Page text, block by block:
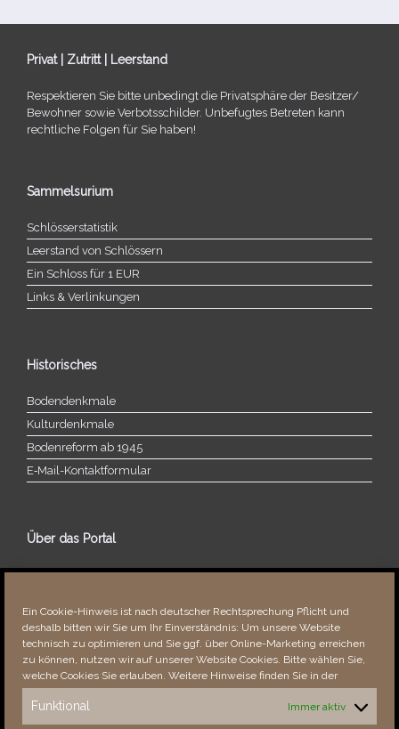
Ein Cookie-Hinweis ist nach deutscher Rechtsprechung Pflicht und
deshalb bitten wir Sie um Ihr Einverständnis: Um unsere Website
technisch zu optimieren und Sie ggf. über Online-Marketing erreichen
zu können, nutzen wir auf unserer Website Cookies. Bitte wählen Sie,
welche Cookies Sie erlauben. Weitere Hinweise finden Sie in der
Funktional Immer aktiv
Privat | Zutritt | Leerstand
Respektieren Sie bitte unbe­dingt die Privatsphäre der Besitzer/​
Bewohner sowie Verbotsschilder. Unbefugtes Betreten kann
recht­li­che Folgen für Sie haben!
Sammelsurium
Schlösserstatistik
Leerstand von Schlössern
Ein Schloss für 1 EUR
Links & Verlinkungen
Historisches
Bodendenkmale
Kulturdenkmale
Bodenreform ab 1945
E‑Mail-​​Kontaktformular
Über das Portal
Über dieses Portal
Fehler bemerkt?
Besucher seit 08/​2021